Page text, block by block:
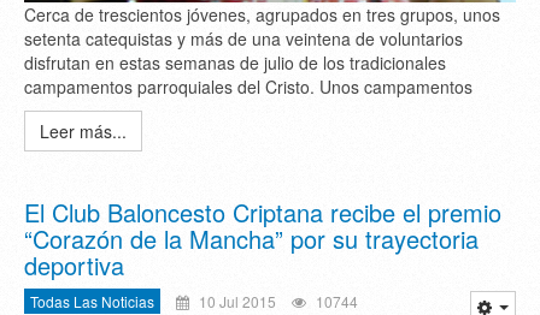
Cerca de trescientos jóvenes, agrupados en tres grupos, unos
setenta catequistas y más de una veintena de voluntarios
disfrutan en estas semanas de julio de los tradicionales
campamentos parroquiales del Cristo. Unos campamentos
Leer más...
El Club Baloncesto Criptana recibe el premio
“Corazón de la Mancha” por su trayectoria
deportiva
Todas Las Noticias 10 Jul 2015 10744